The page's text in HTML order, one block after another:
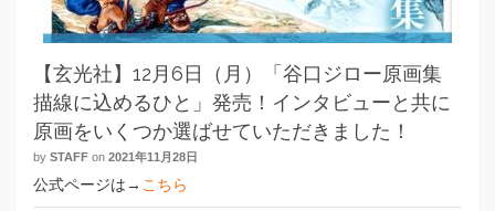
【玄光社】12月6日（月）「谷口ジロー原画集
描線に込めるひと」発売！インタビューと共に
原画をいくつか選ばせていただきました！
by STAFF on 2021年11月28日
公式ページは→ こちら